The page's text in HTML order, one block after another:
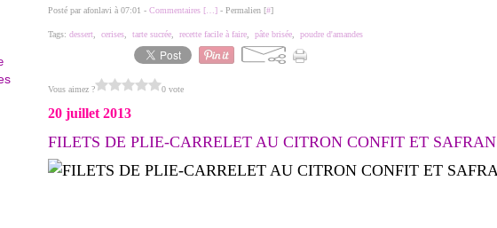
Posté par afonlavi à 07:01 - Commentaires [ ] - Permalien [#]
Tags: dessert cerises tarte sucrée recette facile à faire pâte brisée poudre d'amandes
Vous aimez ? 0 vote
20 juillet 2013
FILETS DE PLIE-CARRELET AU CITRON CONFIT ET SAFRAN